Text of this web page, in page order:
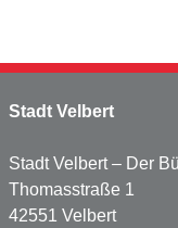
Stadt Velbert
Stadt Velbert – Der
Thomasstraße 1
42551 Velbert